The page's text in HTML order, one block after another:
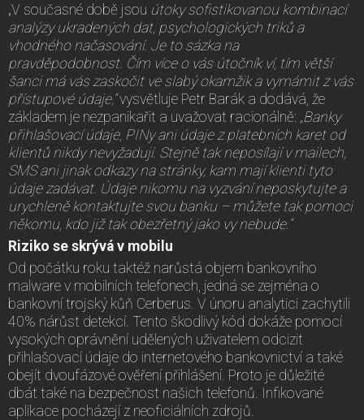
„V současné době jsou útoky sofistikovanou kombinací
analýzy ukradených dat, psychologických triků a
vhodného načasování. Je to sázka na
pravděpodobnost. Čím více o vás útočník ví, tím větší
šanci má vás zaskočit ve slabý okamžik a vymámit z vás
přístupové údaje,“vysvětluje Petr Barák a dodává, že
základem je nezpanikařit a uvažovat racionálně: „Banky
přihlašovací údaje, PINy ani údaje z platebních karet od
klientů nikdy nevyžadují. Stejně tak neposílají v mailech,
SMS ani jinak odkazy na stránky, kam mají klienti tyto
údaje zadávat. Údaje nikomu na vyzvání neposkytujte a
urychleně kontaktujte svou banku – můžete tak pomoci
někomu, kdo již tak obezřetný jako vy nebude.“
Riziko se skrývá v mobilu
Od počátku roku taktéž narůstá objem bankovního
malware v mobilních telefonech, jedná se zejména o
bankovní trojský kůň Cerberus. V únoru analytici zachytili
40% nárůst detekcí. Tento škodlivý kód dokáže pomocí
vysokých oprávnění udělených uživatelem odcizit
přihlašovací údaje do internetového bankovnictví a také
obejít dvoufázové ověření přihlášení. Proto je důležité
dbát také na bezpečnost našich telefonů. Infikované
aplikace pocházejí z neoficiálních zdrojů.